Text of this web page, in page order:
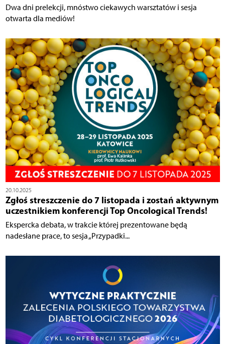
Dwa dni prelekcji, mnóstwo ciekawych warsztatów i sesja
otwarta dla mediów!
20.10.2025
Zgłoś streszczenie do 7 listopada i zostań aktywnym
uczestnikiem konferencji Top Oncological Trends!
Ekspercka debata, w trakcie której prezentowane będą
nadesłane prace, to sesja „Przypadki...